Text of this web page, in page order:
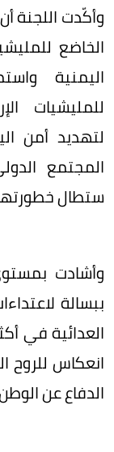
وأكّدت اللجنة
الخاضع
اليمنية
للمليشيات
لتهديد أمن
المجتمع
ستطال
وأشادت
ببسالة
العدائية في
انعكاس للروح
الدفاع عن